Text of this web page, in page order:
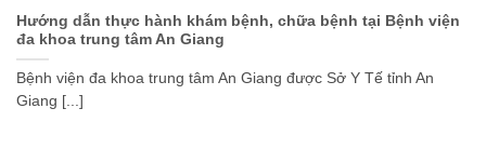
Hướng dẫn thực hành khám bệnh, chữa bệnh tại Bệnh viện
đa khoa trung tâm An Giang
Bệnh viện đa khoa trung tâm An Giang được Sở Y Tế tỉnh An
Giang [...]